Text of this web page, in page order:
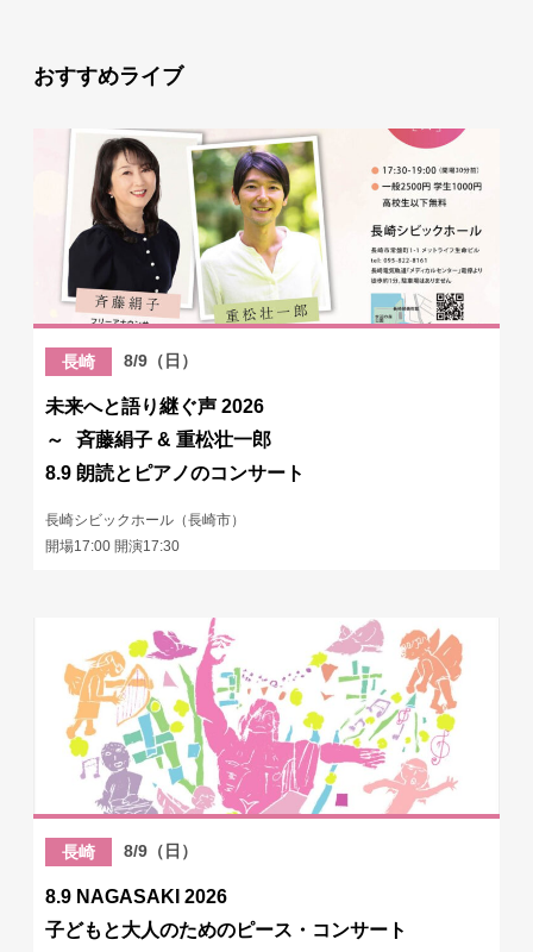
おすすめライブ
長崎 8/9（日）
未来へと語り継ぐ声 2026
～ 斉藤絹子 & 重松壮一郎
8.9 朗読とピアノのコンサート
長崎シビックホール（長崎市）
開場17:00 開演17:30
長崎 8/9（日）
8.9 NAGASAKI 2026
子どもと大人のためのピース・コンサート